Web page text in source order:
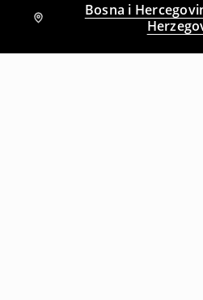
Bosna i